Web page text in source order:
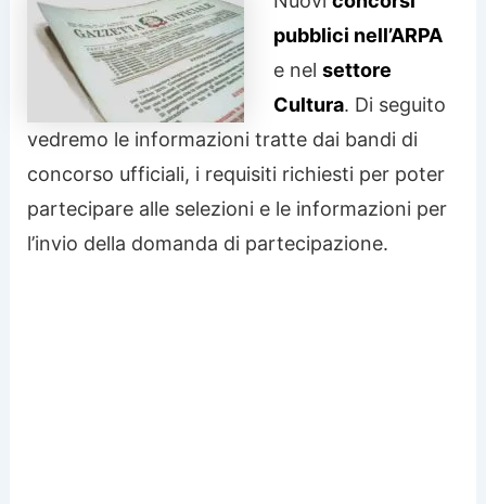
pubblici nell’ARPA
e nelsettore
Cultura. Di seguito
vedremo le informazioni tratte dai bandi di
concorso ufficiali, i requisiti richiesti per poter
partecipare alle selezioni e le informazioni per
l’invio della domanda di partecipazione.